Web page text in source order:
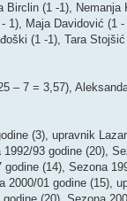
(1 -1),
1), Maja Davidović (1
(1 -1), Tara
– 7 = 3,57),
(3), upravnik
93 godine (20),
(14), Sezona
2000/01 godine (15),